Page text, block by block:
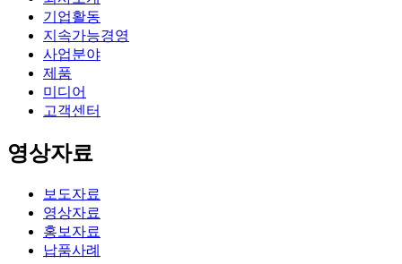
기업활동
지속가능경영
사업분야
제품
미디어
고객센터
영상자료
보도자료
영상자료
홍보자료
납품사례